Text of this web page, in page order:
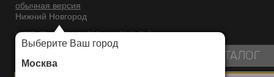
обычная версия
Нижний Новгород
Выберите Ваш город
Москва
ИНТЕРНЕТ-МАГАЗИН НАПОЛЬНЫХ ПОКРЫТИЙ
КАТАЛОГ